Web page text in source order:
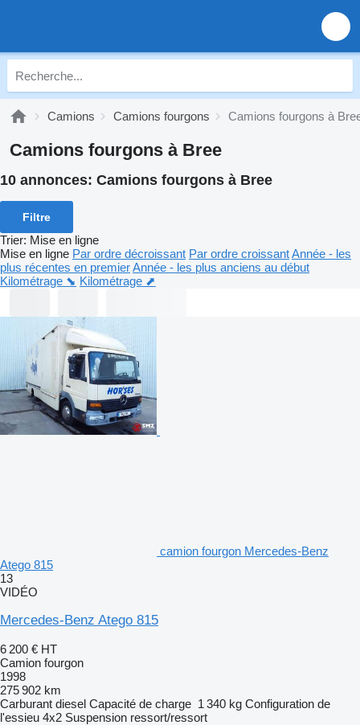
Camions Camions fourgons Camions fourgons à
Camions fourgons à Bree
10 annonces: Camions fourgons à Bree
Filtre
Trier: Mise en ligne
Mise en ligne Par ordre décroissant Par ordre croissantAnnée - les
plus récentes en premierAnnée - les plus anciens au début
Kilométrage ⬊ Kilométrage ⬈
camion fourgon Mercedes-Benz
Atego 815
13
VIDÉO
Mercedes-Benz Atego 815
6 200 € HT
Camion fourgon
1998
275 902 km
Carburant diesel Capacité de charge 1 340 kg Configuration de
l'essieu 4x2 Suspension ressort/ressort